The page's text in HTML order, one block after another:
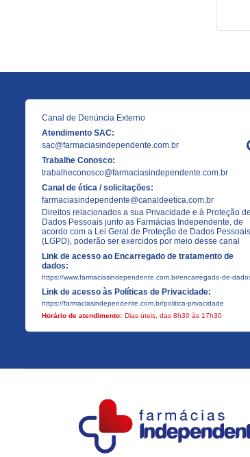
Canal de Denúncia Externo
Atendimento SAC:
sac@farmaciasindependente.com.br
Trabalhe Conosco:
trabalheconosco@farmaciasindependente.com.br
Canal de ética / solicitações:
farmaciasindependente@canaldeetica.com.br
Direitos relacionados a sua Privacidade e à Proteção de
Dados Pessoais junto as Farmácias Independente, de
acordo com a Lei Geral de Proteção de Dados Pessoais
(LGPD), poderão ser exercidos por meio desse canal
Link de acesso ao Encarregado de tratamento de
dados:
https://www.farmaciasindependente.com.br/encarregado-de-
Link de acesso às Políticas de Privacidade:
https://farmaciasindependente.com.br/politica-privacidade
Horário de atendimento: Dias úteis, das 8h30 às 17h30